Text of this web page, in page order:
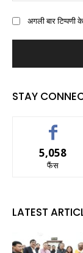
अगली बार
STAY
5,058
फैंस
LATEST